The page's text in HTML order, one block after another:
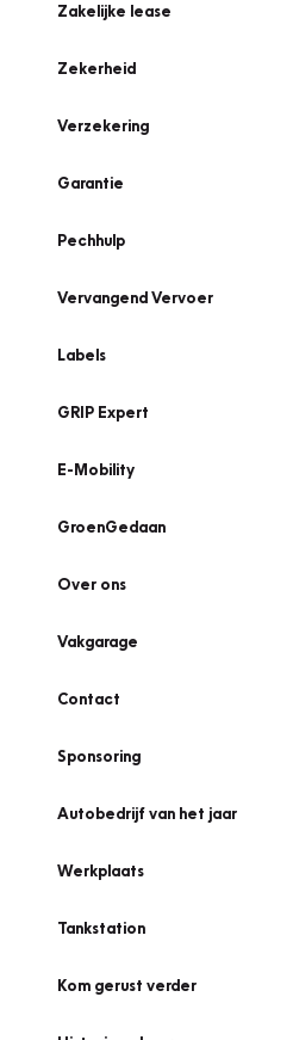
Zakelijke lease
Zekerheid
Verzekering
Garantie
Pechhulp
Vervangend Vervoer
Labels
GRIP Expert
E-Mobility
GroenGedaan
Over ons
Vakgarage
Contact
Sponsoring
Autobedrijf van het jaar
Werkplaats
Tankstation
Kom gerust verder